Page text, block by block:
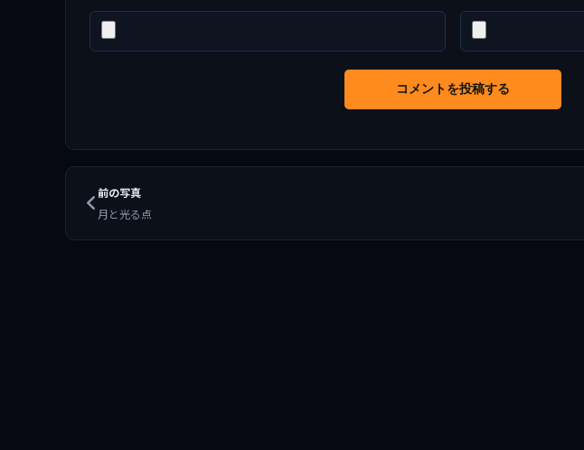
コメントを投稿する
前の写真
月と光る点